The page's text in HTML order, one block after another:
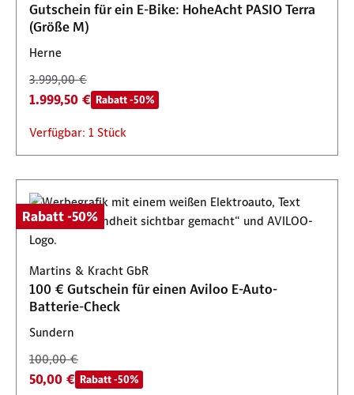
Gutschein für ein E-Bike: HoheAcht PASIO Terra
(Größe M)
Herne
3.999,00 €
1.999,50 € Rabatt -50%
Verfügbar: 1 Stück
Rabatt -50%
Martins & Kracht GbR
100 € Gutschein für einen Aviloo E-Auto-
Batterie-Check
Sundern
100,00 €
50,00 € Rabatt -50%